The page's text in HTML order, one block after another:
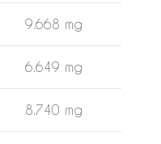
9.668 mg
6.649 mg
8.740 mg